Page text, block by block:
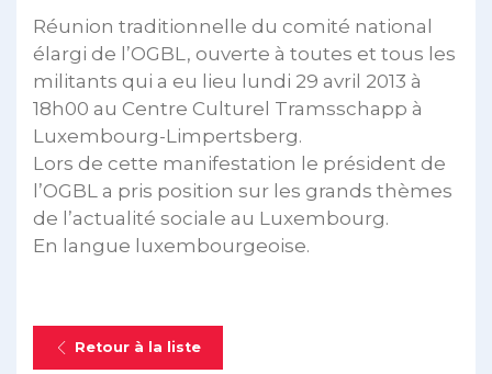
Réunion traditionnelle du comité national
élargi de l’OGBL, ouverte à toutes et tous les
militants qui a eu lieu lundi 29 avril 2013 à
18h00 au Centre Culturel Tramsschapp à
Luxembourg-Limpertsberg.
Lors de cette manifestation le président de
l’OGBL a pris position sur les grands thèmes
de l’actualité sociale au Luxembourg.
En langue luxembourgeoise.
Retour à la liste